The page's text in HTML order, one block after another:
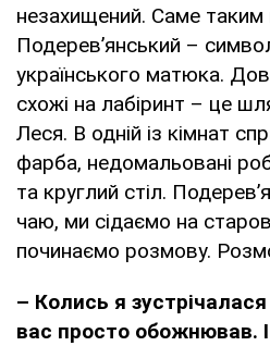
незахищений. Саме таким
Подерев’янський –
українського матюка.
схожі на лабіринт – це
Леся. В одній із кімнат
фарба, недомальовані
та круглий стіл.
чаю, ми сідаємо на
починаємо розмову.
– Колись я
вас просто обожнював.